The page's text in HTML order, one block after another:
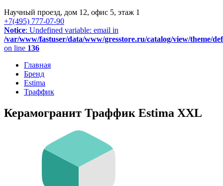
Научный проезд, дом 12, офис 5, этаж 1
+7(495) 777-07-90
Notice: Undefined variable: email in
/var/www/fastuser/data/www/gresstore.ru/catalog/view/theme/
on line 136
Главная
Бренд
Estima
Траффик
Керамогранит Траффик Estima XXL